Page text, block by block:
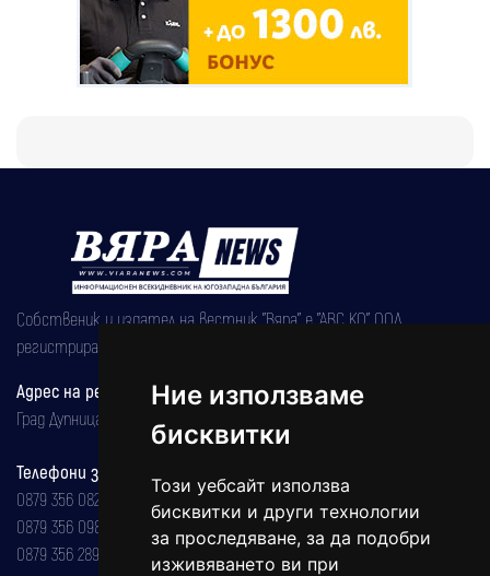
Ние използваме
бисквитки
Този уебсайт използва
бисквитки и други технологии
за проследяване, за да подобри
изживяването ви при
Собственик и издател на вестник "Вяра" е "АВС КО" ООД,
регистрирана на 08.05.2002 година.
Адрес на редакцията
Град Дупница, ул.''Христо Ботев" 43
Телефони за реклама и абонаменти
0879 356 082
0879 356 098
0879 356 289